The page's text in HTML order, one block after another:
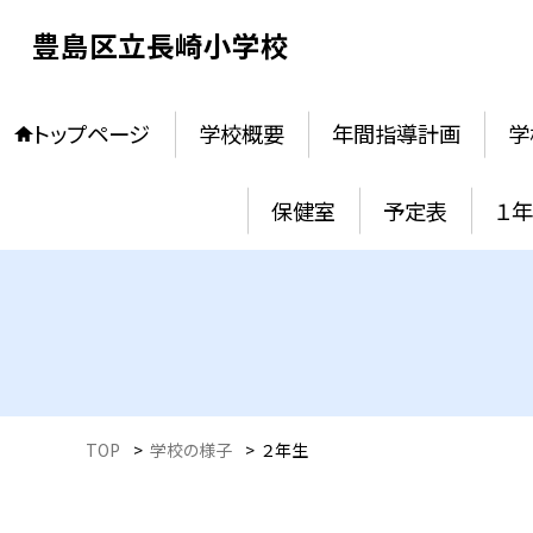
豊島区立長崎小学校
トップページ 学校概要 年間指導計画
保健室 予定表 １
TOP > 学校の様子 > ２年生